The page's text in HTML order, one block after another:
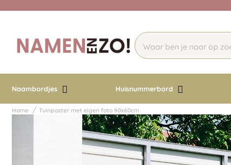
Naambordjes Huisnummerbord
Home Tuinposter met eigen foto 90x60cm